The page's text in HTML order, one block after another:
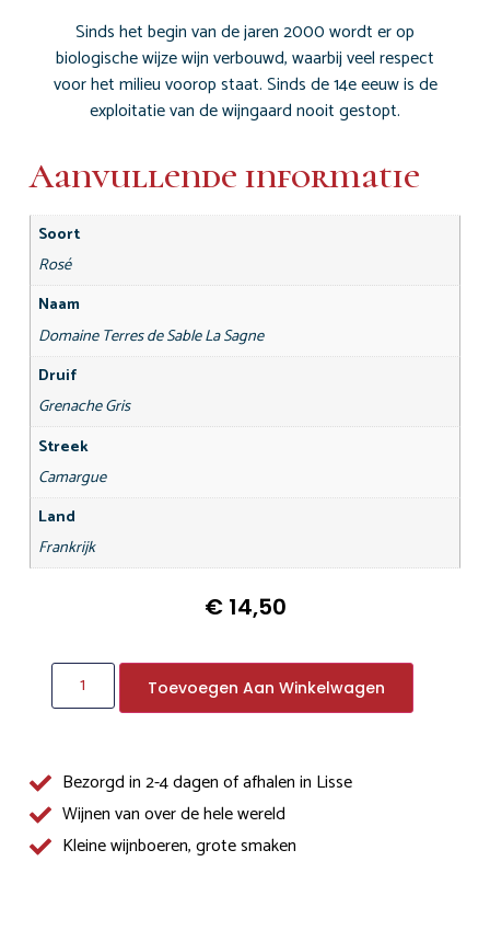
Sinds het begin van de jaren 2000 wordt er op
biologische wijze wijn verbouwd, waarbij veel respect
voor het milieu voorop staat. Sinds de 14e eeuw is de
exploitatie van de wijngaard nooit gestopt.
Aanvullende informatie
Soort
Rosé
Naam
Domaine Terres de Sable La Sagne
Druif
Grenache Gris
Streek
Camargue
Land
Frankrijk
€14,50
Toevoegen Aan Winkelwagen
Bezorgd in 2-4 dagen of afhalen in Lisse
Wijnen van over de hele wereld
Kleine wijnboeren, grote smaken